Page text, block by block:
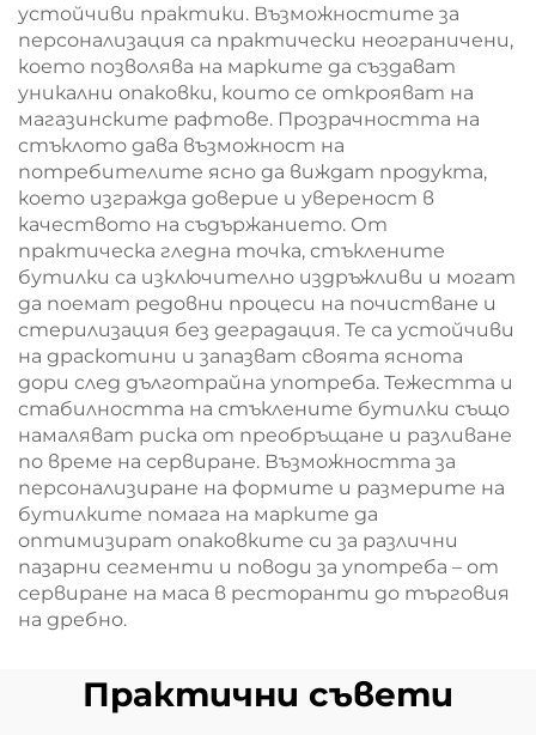
устойчиви практики. Възможностите за
персонализация са практически неограничени,
което позволява на марките да създават
уникални опаковки, които се открояват на
магазинските рафтове. Прозрачността на
стъклото дава възможност на
потребителите ясно да виждат продукта,
което изгражда доверие и увереност в
качеството на съдържанието. От
практическа гледна точка, стъклените
бутилки са изключително издръжливи и могат
да поемат редовни процеси на почистване и
стерилизация без деградация. Те са устойчиви
на драскотини и запазват своята яснота
дори след дълготрайна употреба. Тежестта и
стабилността на стъклените бутилки също
намаляват риска от преобръщане и разливане
по време на сервиране. Възможността за
персонализиране на формите и размерите на
бутилките помага на марките да
оптимизират опаковките си за различни
пазарни сегменти и поводи за употреба – от
сервиране на маса в ресторанти до търговия
на дребно.
Практични съвети